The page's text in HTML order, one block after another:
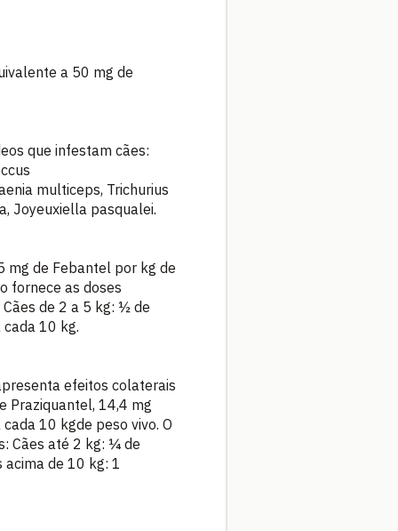
a 50 mg de
que infestam cães:
multiceps, Trichurius
Joyeuxiella pasqualei.
mg de Febantel por kg de
fornece as doses
de 2 a 5 kg: ½ de
10 kg.
efeitos colaterais
Praziquantel, 14,4 mg
10 kgde peso vivo. O
Cães até 2 kg: ¼ de
de 10 kg: 1